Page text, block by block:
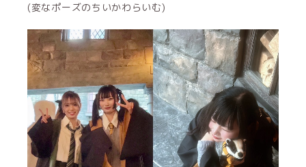
(変なポーズのちいかわらいむ)